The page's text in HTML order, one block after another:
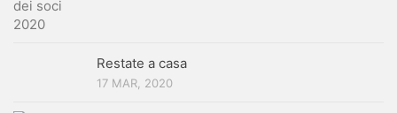
Restate a casa
17 MAR, 2020